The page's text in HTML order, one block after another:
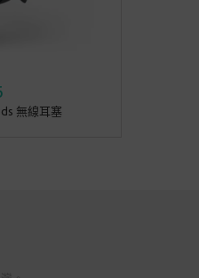
無線耳塞